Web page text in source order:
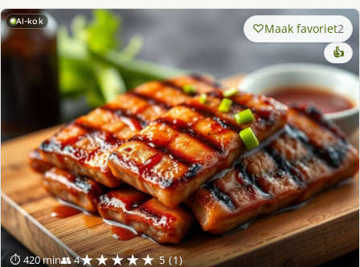
AI-kok
⏱ 420 min👥 4★★★★★ 5 (1)
Maak favoriet2
👍